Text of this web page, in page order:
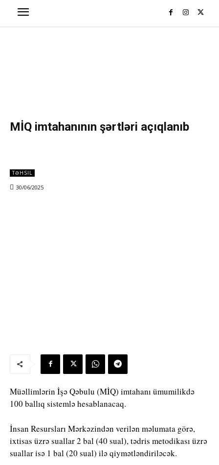
MİQ imtahanının şərtləri açıqlanıb
TƏHSIL
30/06/2025
Müəllimlərin İşə Qəbulu (MİQ) imtahanı ümumilikdə
100 ballıq sistemlə hesablanacaq.
İnsan Resursları Mərkəzindən verilən məlumata görə,
ixtisas üzrə suallar 2 bal (40 sual), tədris metodikası üzrə
suallar isə 1 bal (20 sual) ilə qiymətləndiriləcək.